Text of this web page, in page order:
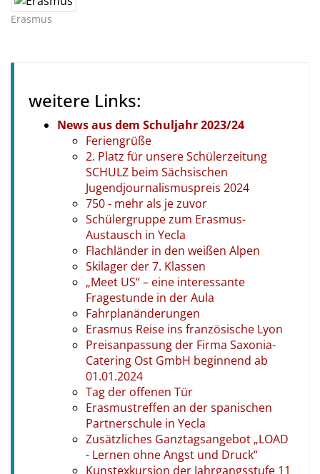
Erasmus
weitere Links:
News aus dem Schuljahr 2023/24
Feriengrüße
2. Platz für unsere Schülerzeitung
SCHULZ beim Sächsischen
Jugendjournalismuspreis 2024
750 - mehr als je zuvor
Schülergruppe zum Erasmus-
Austausch in Yecla
Flachländer in den weißen Alpen
Skilager der 7. Klassen
„Meet US“ – eine interessante
Fragestunde in der Aula
Fahrplanänderungen
Erasmus Reise ins französische Lyon
Preisanpassung der Firma Saxonia-
Catering Ost GmbH beginnend ab
01.01.2024
Tag der offenen Tür
Erasmustreffen an der spanischen
Partnerschule in Yecla
Zusätzliches Ganztagsangebot „LOAD
- Lernen ohne Angst und Druck“
Kunstexkursion der Jahrgangsstufe 11